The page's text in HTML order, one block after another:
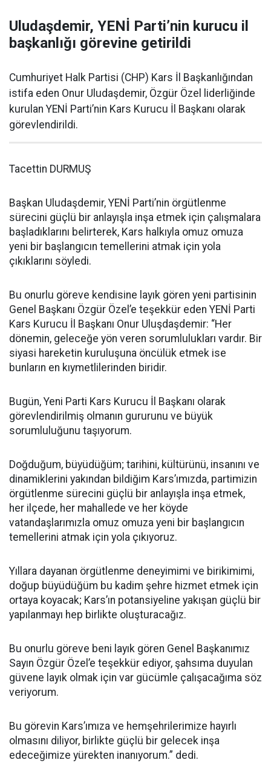
Uludaşdemir, YENİ Parti’nin kurucu il
başkanlığı görevine getirildi
Cumhuriyet Halk Partisi (CHP) Kars İl Başkanlığından
istifa eden Onur Uludaşdemir, Özgür Özel liderliğinde
kurulan YENİ Parti’nin Kars Kurucu İl Başkanı olarak
görevlendirildi.
Tacettin DURMUŞ
Başkan Uludaşdemir, YENİ Parti’nin örgütlenme
sürecini güçlü bir anlayışla inşa etmek için çalışmalara
başladıklarını belirterek, Kars halkıyla omuz omuza
yeni bir başlangıcın temellerini atmak için yola
çıkıklarını söyledi.
Bu onurlu göreve kendisine layık gören yeni partisinin
Genel Başkanı Özgür Özel’e teşekkür eden YENİ Parti
Kars Kurucu İl Başkanı Onur Uluşdaşdemir: “Her
dönemin, geleceğe yön veren sorumlulukları vardır. Bir
siyasi hareketin kuruluşuna öncülük etmek ise
bunların en kıymetlilerinden biridir.
Bugün, Yeni Parti Kars Kurucu İl Başkanı olarak
görevlendirilmiş olmanın gururunu ve büyük
sorumluluğunu taşıyorum.
Doğduğum, büyüdüğüm; tarihini, kültürünü, insanını ve
dinamiklerini yakından bildiğim Kars’ımızda, partimizin
örgütlenme sürecini güçlü bir anlayışla inşa etmek,
her ilçede, her mahallede ve her köyde
vatandaşlarımızla omuz omuza yeni bir başlangıcın
temellerini atmak için yola çıkıyoruz.
Yıllara dayanan örgütlenme deneyimimi ve birikimimi,
doğup büyüdüğüm bu kadim şehre hizmet etmek için
ortaya koyacak; Kars’ın potansiyeline yakışan güçlü bir
yapılanmayı hep birlikte oluşturacağız.
Bu onurlu göreve beni layık gören Genel Başkanımız
Sayın Özgür Özel’e teşekkür ediyor, şahsıma duyulan
güvene layık olmak için var gücümle çalışacağıma söz
veriyorum.
Bu görevin Kars’ımıza ve hemşehrilerimize hayırlı
olmasını diliyor, birlikte güçlü bir gelecek inşa
edeceğimize yürekten inanıyorum.” dedi.